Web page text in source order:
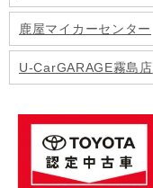
鹿屋マイカーセンター
U-CarGARAGE霧島店